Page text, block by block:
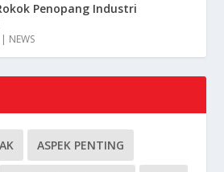
Penopang Industri
| NEWS
ASPEK PENTING